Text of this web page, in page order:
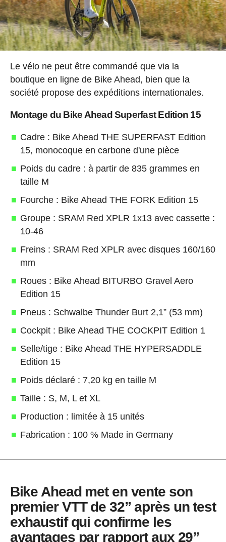
Le vélo ne peut être commandé que via la
boutique en ligne de Bike Ahead, bien que la
société propose des expéditions internationales.
Montage du Bike Ahead Superfast Edition 15
Cadre : Bike Ahead THE SUPERFAST Edition
15, monocoque en carbone d'une pièce
Poids du cadre : à partir de 835 grammes en
taille M
Fourche : Bike Ahead THE FORK Edition 15
Groupe : SRAM Red XPLR 1x13 avec cassette :
10-46
Freins : SRAM Red XPLR avec disques 160/160
mm
Roues : Bike Ahead BITURBO Gravel Aero
Edition 15
Pneus : Schwalbe Thunder Burt 2,1” (53 mm)
Cockpit : Bike Ahead THE COCKPIT Edition 1
Selle/tige : Bike Ahead THE HYPERSADDLE
Edition 15
Poids déclaré : 7,20 kg en taille M
Taille : S, M, L et XL
Production : limitée à 15 unités
Fabrication : 100 % Made in Germany
Bike Ahead met en vente son
premier VTT de 32” après un test
exhaustif qui confirme les
avantages par rapport aux 29”